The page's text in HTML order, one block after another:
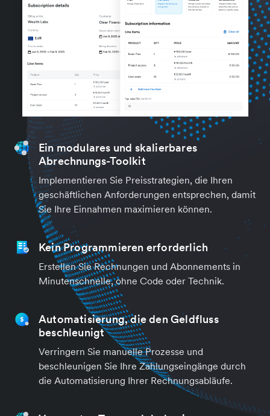
Ein modulares und skalierbares
Abrechnungs-Toolkit
Implementieren Sie Preisstrategien, die Ihren
geschäftlichen Anforderungen entsprechen, damit
Sie Ihre Einnahmen maximieren können.
Kein Programmieren erforderlich
Erstellen Sie Rechnungen und Abonnements in
Minutenschnelle, ohne Code oder Technik.
Automatisierung, die den Geldfluss
beschleunigt
Verringern Sie manuelle Prozesse und
beschleunigen Sie Ihre Zahlungseingänge durch
die Automatisierung Ihrer Rechnungsabläufe.